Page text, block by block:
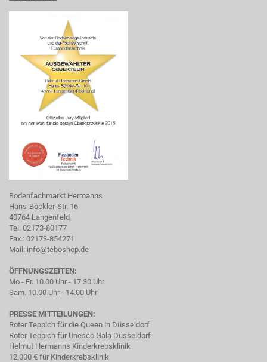
Bodenfachmarkt Hermanns
Hans-Böckler-Str. 16
40764 Langenfeld
Tel. 02173-80177
Fax.: 02173-854271
Mail: info@teboshop.de
ÖFFNUNGSZEITEN:
Mo - Fr. 10.00 Uhr - 17.30 Uhr
Sam. 10.00 Uhr - 14.00 Uhr
PRESSE MITTEILUNGEN:
Roter Teppich für die Queen in Düsseldorf
Roter Teppich für Unesco Gala Düsseldorf
Helmut Hermanns Kinderkrebsklinik
12.000 € für Kinderkrebsklinik